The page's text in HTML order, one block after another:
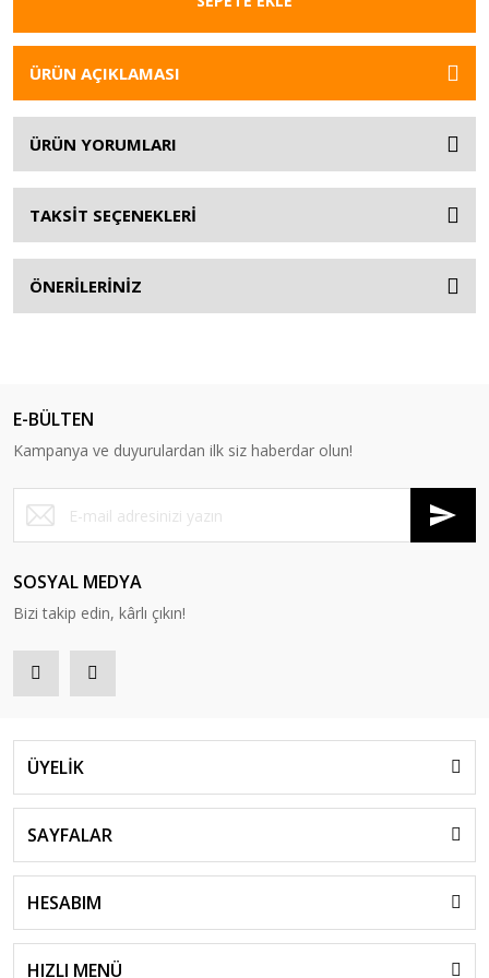
ÜRÜN AÇIKLAMASI
ÜRÜN YORUMLARI
TAKSİT SEÇENEKLERİ
ÖNERİLERİNİZ
E-BÜLTEN
Kampanya ve duyurulardan ilk siz haberdar olun!
SOSYAL MEDYA
Bizi takip edin, kârlı çıkın!
ÜYELİK
SAYFALAR
HESABIM
HIZLI MENÜ